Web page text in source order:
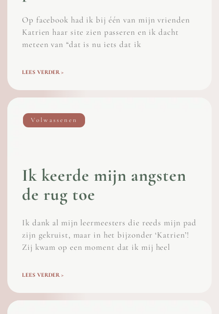
Op facebook had ik bij één van mijn vrienden
Katrien haar site zien passeren en ik dacht
meteen van “dat is nu iets dat ik
LEES VERDER >
Volwassenen
Ik keerde mijn angsten
de rug toe
Ik dank al mijn leermeesters die reeds mijn pad
zijn gekruist, maar in het bijzonder ‘Katrien’!
Zij kwam op een moment dat ik mij heel
LEES VERDER >